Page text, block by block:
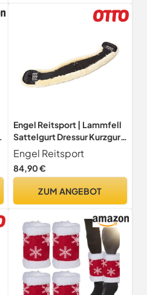
Engel Reitsport | Lammfell
Sattelgurt Dressur Kurzgurt
Mondgurt MGURT-90-
SCH-MED schwarz/med.
36" 90cm
Engel Reitsport
84,90 €
ZUM ANGEBOT